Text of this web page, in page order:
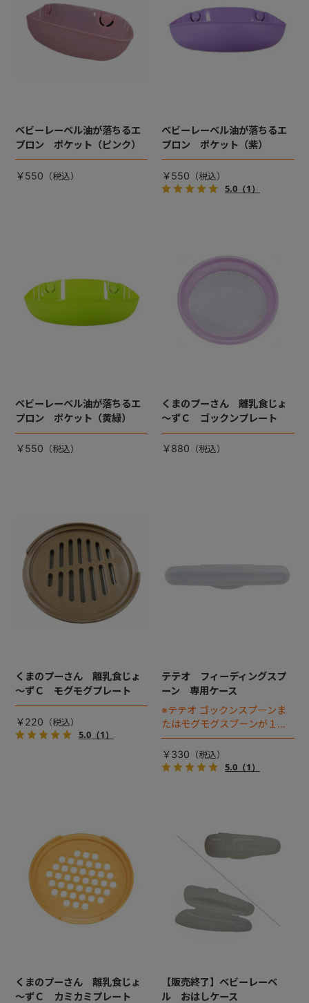
ベビーレーベル油が落ちるエ
プロン ポケット（ピンク）
￥550
ベビーレーベル油が落ちるエ
プロン ポケット（紫）
￥550
5.0（1）
ベビーレーベル油が落ちるエ
プロン ポケット（黄緑）
￥550
くまのプーさん 離乳食じょ
～ずＣ ゴックンプレート
￥880
くまのプーさん 離乳食じょ
～ずＣ モグモグプレート
￥220
5.0（1）
テテオ フィーディングスプ
ーン 専用ケース
※テテオ ゴックンスプーンま
たはモグモグスプーンが１本
入ります
￥330
5.0（1）
くまのプーさん 離乳食じょ
～ずＣ カミカミプレート
【販売終了】ベビーレーベ
ル おはしケース